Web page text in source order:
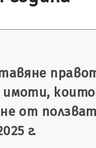
от
г.